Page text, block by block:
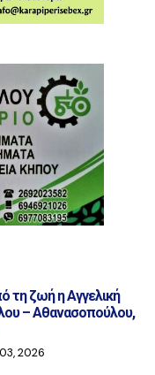
τη ζωή η Αγγελική
– Αθανασοπούλου,
2026